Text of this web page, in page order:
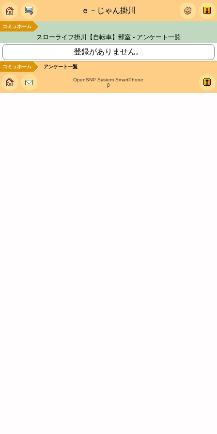
ｅ－じゃん掛川
コミュホーム
スローライフ掛川【自転車】部室 - アンケート一覧
登録がありません。
コミュホーム アンケート一覧
OpenSNP System SmartPhone
β